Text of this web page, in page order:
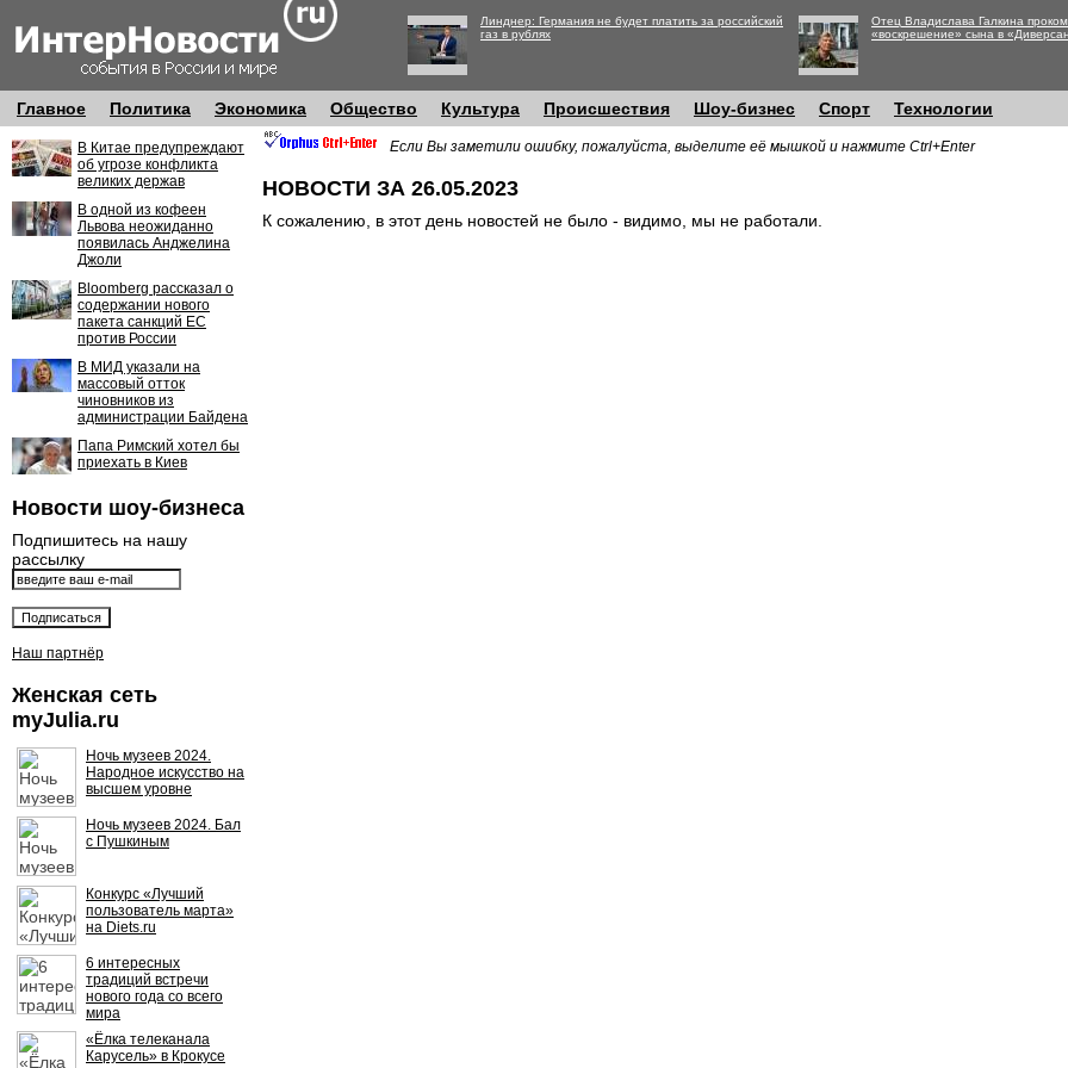
Линднер: Германия не будет платить за российский
газ в рублях
Отец Владислава Галкина
«воскрешение» сына в
Главное Политика Экономика Общество Культура Происшествия Шоу-бизнес Спорт Технологии
В Китае предупреждают
об угрозе конфликта
великих держав
В одной из кофеен
Львова неожиданно
появилась Анджелина
Джоли
Bloomberg рассказал о
содержании нового
пакета санкций ЕС
против России
В МИД указали на
массовый отток
чиновников из
администрации Байдена
Папа Римский хотел бы
приехать в Киев
Новости шоу-бизнеса
Подпишитесь на нашу
рассылку
Наш партнёр
Женская сеть
myJulia.ru
Ночь музеев 2024.
Народное искусство на
высшем уровне
Ночь музеев 2024. Бал
с Пушкиным
Конкурс «Лучший
пользователь марта»
на Diets.ru
6 интересных
традиций встречи
нового года со всего
мира
«Ёлка телеканала
Карусель» в Крокусе
Если Вы заметили ошибку, пожалуйста, выделите её мышкой и нажмите Ctrl+Enter
НОВОСТИ ЗА 26.05.2023
К сожалению, в этот день новостей не было - видимо, мы не работали.